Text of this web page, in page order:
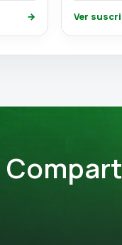
→ Ver